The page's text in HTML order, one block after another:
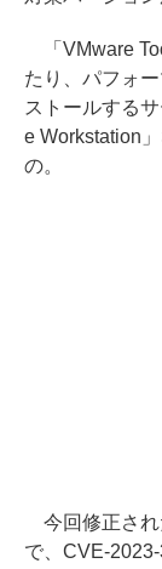
「VMware
たり、パフォ
ストールする
e Workstation
の。
今回修正され
で、CVE-